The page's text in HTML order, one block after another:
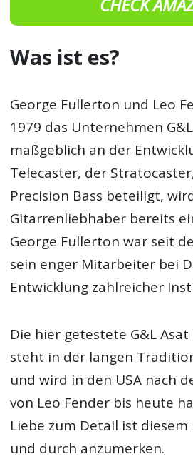
CHECK
Was ist es?
George Fullerton und Leo
1979 das Unternehmen
maßgeblich an der
Telecaster, der
Precision Bass beteiligt,
Gitarrenliebhaber bereits
George Fullerton war seit
sein enger Mitarbeiter bei
Entwicklung zahlreicher
Die hier getestete G&L Asat
steht in der langen
und wird in den USA nach
von Leo Fender bis heute
Liebe zum Detail ist
und durch anzumerken.